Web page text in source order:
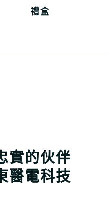
禮盒
實的伙伴
醫電科技